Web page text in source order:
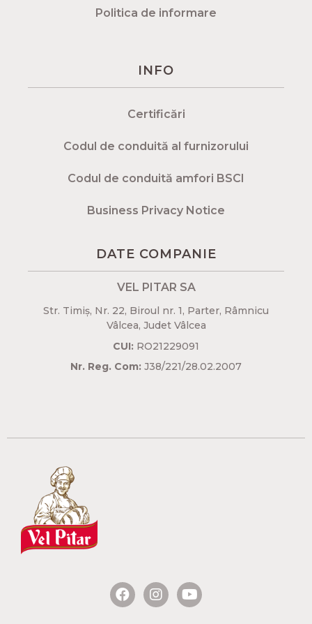
Politica de informare
INFO
Certificări
Codul de conduită al furnizorului
Codul de conduită amfori BSCI
Business Privacy Notice
DATE COMPANIE
VEL PITAR SA
Str. Timiș, Nr. 22, Biroul nr. 1, Parter, Râmnicu
Vâlcea, Judet Vâlcea​
CUI: RO21229091
Nr. Reg. Com: J38/221/28.02.2007